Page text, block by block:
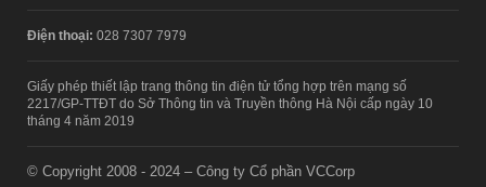
Điện thoại: 028 7307 7979
Giấy phép thiết lập trang thông tin điện tử tổng hợp trên mạng số
2217/GP-TTĐT do Sở Thông tin và Truyền thông Hà Nội cấp ngày 10
tháng 4 năm 2019
© Copyright 2008 - 2024 – Công ty Cổ phần VCCorp